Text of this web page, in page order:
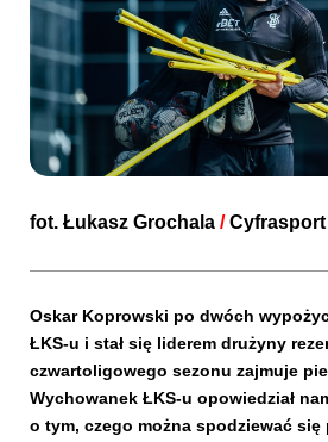
SKLEP KUP
fot. Łukasz Grochala /Cyfrasport
Oskar Koprowski po dwóch
ŁKS-u i stał się liderem drużyny
czwartoligowego sezonu zajmuje
Wychowanek ŁKS-u opowiedział
o tym, czego można spodziewać